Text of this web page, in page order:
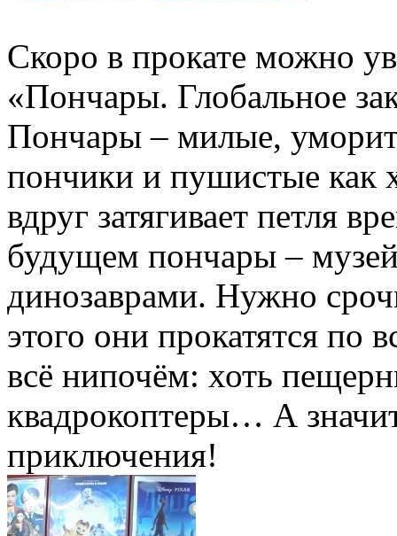
Скоро в прокате можно
«Пончары. Глобальное
Пончары – милые,
пончики и пушистые как
вдруг затягивает петля
будущем пончары –
динозаврами. Нужно
этого они прокатятся по
всё нипочём: хоть
квадрокоптеры… А
приключения!